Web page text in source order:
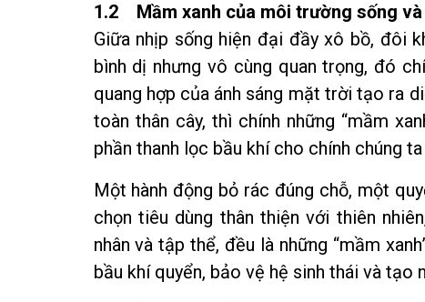
1.2 Mầm xanh của môi trường sống và
Giữa nhịp sống hiện đại đầy xô bồ, đôi
bình dị nhưng vô cùng quan trọng, đó
quang hợp của ánh sáng mặt trời tạo ra
toàn thân cây, thì chính những “mầm
phần thanh lọc bầu khí cho chính chúng
Một hành động bỏ rác đúng chỗ, một
chọn tiêu dùng thân thiện với thiên
nhân và tập thể, đều là những “mầm
bầu khí quyển, bảo vệ hệ sinh thái và tạo